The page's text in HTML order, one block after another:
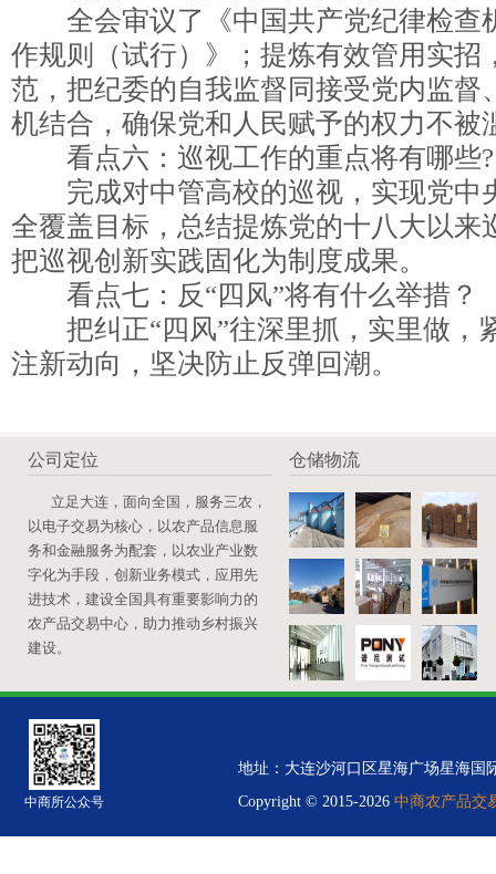
全会审议了《中国共产党纪律检查
作规则（试行）》；提炼有效管用实招
范，把纪委的自我监督同接受党内监督
机结合，确保党和人民赋予的权力不被
看点六：巡视工作的重点将有哪些?
完成对中管高校的巡视，实现党中
全覆盖目标，总结提炼党的十八大以来
把巡视创新实践固化为制度成果。
看点七：反“四风”将有什么举措？
把纠正“四风”往深里抓，实里做，
注新动向，坚决防止反弹回潮。
公司定位
立足大连，面向全国，服务三农，
以电子交易为核心，以农产品信息服
务和金融服务为配套，以农业产业数
字化为手段，创新业务模式，应用先
进技术，建设全国具有重要影响力的
农产品交易中心，助力推动乡村振兴
建设。
仓储物流
中商所公众号
地址：大连沙河口区星海广场星海国
Copyright © 2015-2026 中商农产品交